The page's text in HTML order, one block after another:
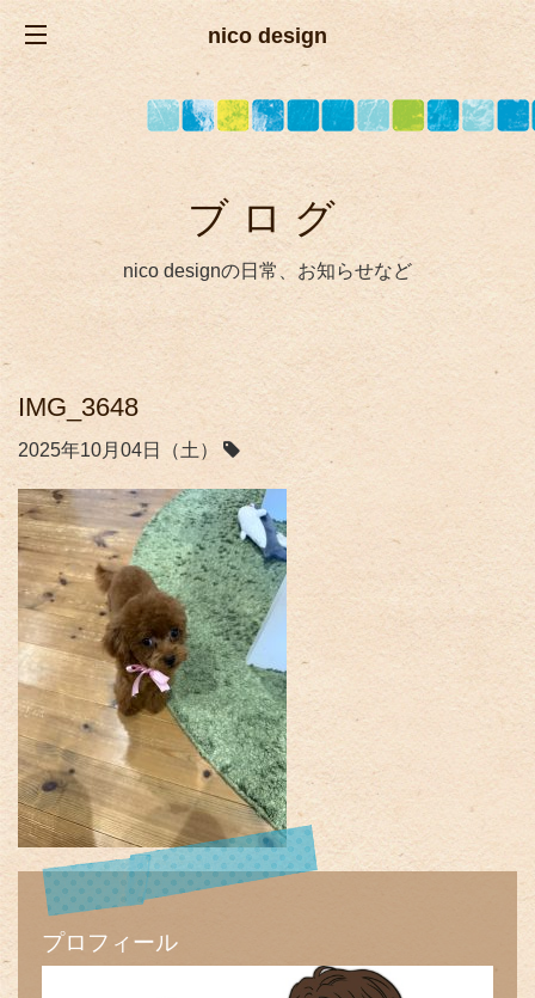
nico design
ブログ
nico designの日常、お知らせなど
IMG_3648
2025年10月04日（土）
プロフィール